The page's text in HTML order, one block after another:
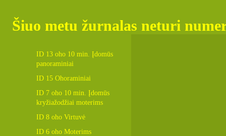
Šiuo metu žurnalas neturi
ID 13 oho 10 min. Įdomūs
panoraminiai
ID 15 Ohoraminiai
ID 7 oho 10 min. Įdomūs
kryžiažodžiai moterims
ID 8 oho Virtuvė
ID 6 oho Moterims